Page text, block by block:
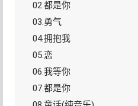
02.都是你
03.勇气
04.拥抱我
05.恋
06.我等你
07.都是你